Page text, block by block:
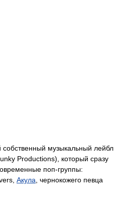
собственный музыкальный лейбл
Productions), который сразу
поп-группы:
Акула , чернокожего певца